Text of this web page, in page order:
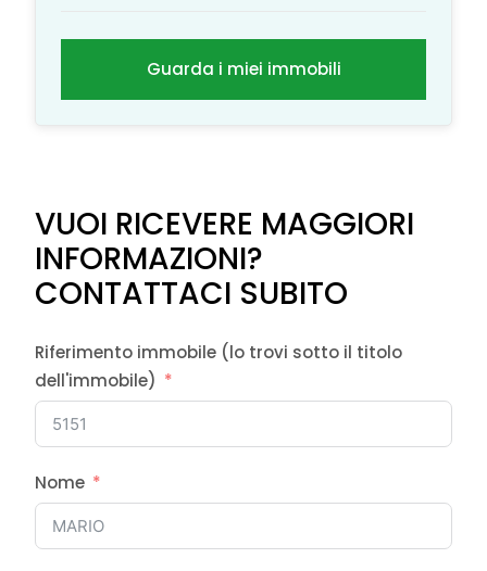
Guarda i miei immobili
VUOI RICEVERE MAGGIORI
INFORMAZIONI?
CONTATTACI SUBITO
Riferimento immobile (lo trovi sotto il titolo
dell'immobile)
Nome